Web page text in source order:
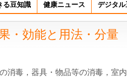
る豆知識 健康ニュース デジタ
・効能と用法・分量
消毒，器具・物品等の消毒，室内